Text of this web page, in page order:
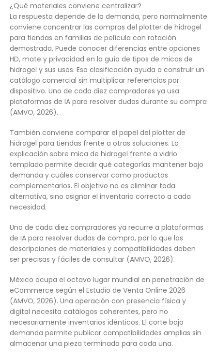
¿Qué materiales conviene centralizar?
La respuesta depende de la demanda, pero normalmente
conviene concentrar las compras del plotter de hidrogel
para tiendas en familias de película con rotación
demostrada. Puede conocer diferencias entre opciones
HD, mate y privacidad en la guía de tipos de micas de
hidrogel y sus usos. Esa clasificación ayuda a construir un
catálogo comercial sin multiplicar referencias por
dispositivo. Uno de cada diez compradores ya usa
plataformas de IA para resolver dudas durante su compra
(AMVO, 2026).
También conviene comparar el papel del plotter de
hidrogel para tiendas frente a otras soluciones. La
explicación sobre mica de hidrogel frente a vidrio
templado permite decidir qué categorías mantener bajo
demanda y cuáles conservar como productos
complementarios. El objetivo no es eliminar toda
alternativa, sino asignar el inventario correcto a cada
necesidad.
Uno de cada diez compradores ya recurre a plataformas
de IA para resolver dudas de compra, por lo que las
descripciones de materiales y compatibilidades deben
ser precisas y fáciles de consultar (AMVO, 2026).
México ocupa el octavo lugar mundial en penetración de
eCommerce según el Estudio de Venta Online 2026
(AMVO, 2026). Una operación con presencia física y
digital necesita catálogos coherentes, pero no
necesariamente inventarios idénticos. El corte bajo
demanda permite publicar compatibilidades amplias sin
almacenar una pieza terminada para cada una.